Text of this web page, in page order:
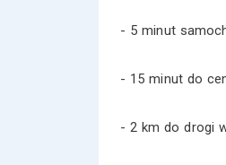
- 5 minut
- 15 minut do
- 2 km do drogi